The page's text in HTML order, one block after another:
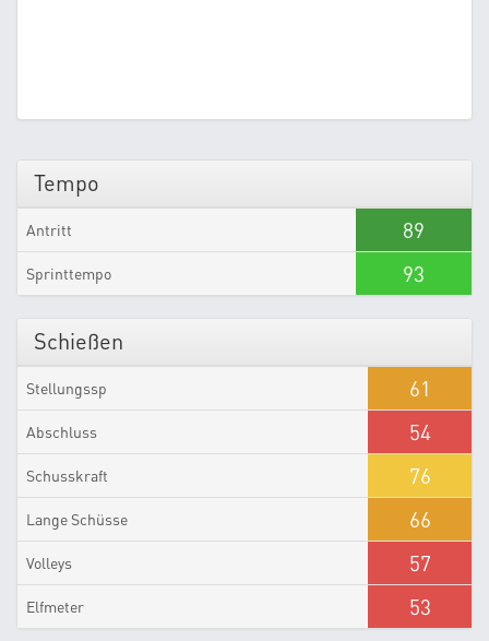
Tempo
Antritt 89
Sprinttempo 93
Schießen
Stellungssp 61
Abschluss 54
Schusskraft 76
Lange Schüsse 66
Volleys 57
Elfmeter 53